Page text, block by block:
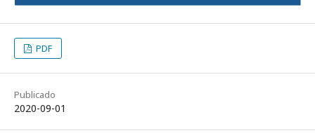
PDF
Publicado
2020-09-01